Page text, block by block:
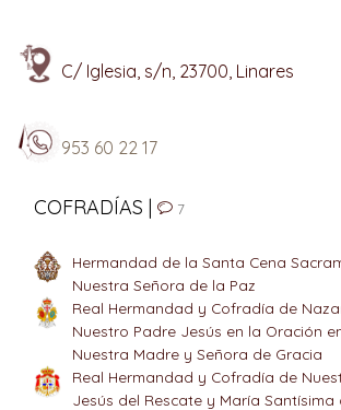
C/ Iglesia, s/n, 23700, Linares
953 60 22 17
COFRADÍAS | 7
Hermandad de la Santa Cena
Nuestra Señora de la Paz
Real Hermandad y Cofradía de
Nuestro Padre Jesús en la Oración
Nuestra Madre y Señora de Gracia
Real Hermandad y Cofradía de
Jesús del Rescate y María Santísima